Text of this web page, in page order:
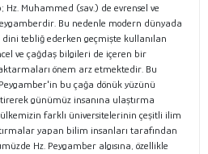
Muhammed (sav.) de evrensel ve
Bu nedenle modern dünyada
tebliğ ederken geçmişte kullanılan
ve çağdaş bilgileri de içeren bir
önem arz etmektedir. Bu
bu çağa dönük yüzünü
günümüz insanına ulaştırma
farklı üniversitelerinin çeşitli ilim
yapan bilim insanları tarafından
Hz. Peygamber algısına, özellikle